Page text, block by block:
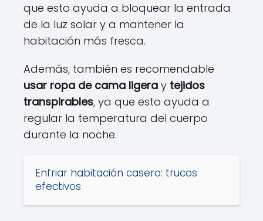
que esto ayuda a bloquear la entrada
de la luz solar y a mantener la
habitación más fresca.
Además, también es recomendable
usar ropa de cama ligera y tejidos
transpirables, ya que esto ayuda a
regular la temperatura del cuerpo
durante la noche.
Enfriar habitación casero: trucos
efectivos